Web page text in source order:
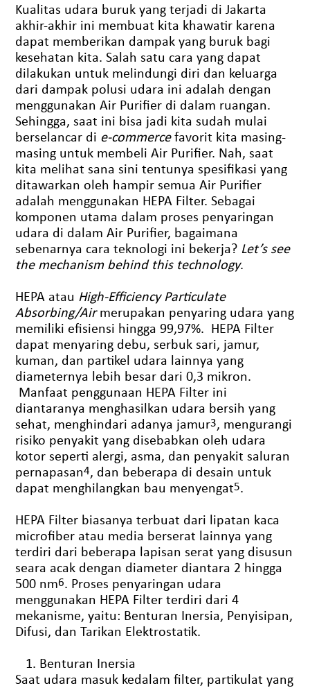
Kualitas udara buruk yang terjadi di Jakarta
akhir-akhir ini membuat kita khawatir karena
dapat memberikan dampak yang buruk bagi
kesehatan kita. Salah satu cara yang dapat
dilakukan untuk melindungi diri dan keluarga
dari dampak polusi udara ini adalah dengan
menggunakan Air Purifier di dalam ruangan.
Sehingga, saat ini bisa jadi kita sudah mulai
berselancar di e-commercefavorit kita masing-
masing untuk membeli Air Purifier. Nah, saat
kita melihat sana sini tentunya spesifikasi yang
ditawarkan oleh hampir semua Air Purifier
adalah menggunakan HEPA Filter. Sebagai
komponen utama dalam proses penyaringan
udara di dalam Air Purifier, bagaimana
sebenarnya cara teknologi ini bekerja? Let’s see
the mechanism behind this technology.
HEPA atau High-Efficiency Particulate
Absorbing/Airmerupakan penyaring udara yang
memiliki efisiensi hingga 99,97%. HEPA Filter
dapat menyaring debu, serbuk sari, jamur,
kuman, dan partikel udara lainnya yang
diameternya lebih besar dari 0,3 mikron.
Manfaat penggunaan HEPA Filter ini
diantaranya menghasilkan udara bersih yang
sehat, menghindari adanya jamur3, mengurangi
risiko penyakit yang disebabkan oleh udara
kotor seperti alergi, asma, dan penyakit saluran
pernapasan4, dan beberapa di desain untuk
dapat menghilangkan bau menyengat5.
HEPA Filter biasanya terbuat dari lipatan kaca
microfiber atau media berserat lainnya yang
terdiri dari beberapa lapisan serat yang disusun
seara acak dengan diameter diantara 2 hingga
500 nm6. Proses penyaringan udara
menggunakan HEPA Filter terdiri dari 4
mekanisme, yaitu: Benturan Inersia, Penyisipan,
Difusi, dan Tarikan Elektrostatik.
Benturan Inersia
Saat udara masuk kedalam filter, partikulat yang